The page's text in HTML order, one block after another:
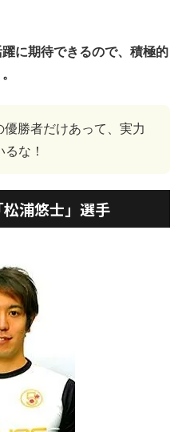
に期待できるので、積極的
優勝者だけあって、実力
な！
浦悠士」選手